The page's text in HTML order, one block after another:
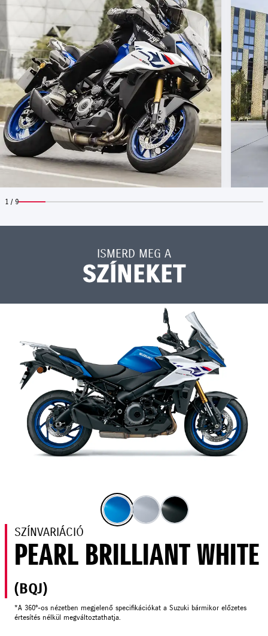
1 / 9
ISMERD MEG A
SZÍNEKET
SZÍNVARIÁCIÓ
PEARL BRILLIANT WHITE
(BQJ)
*A 360°-os nézetben megjelenő specifikációkat a Suzuki bármikor előzetes
értesítés nélkül megváltoztathatja.